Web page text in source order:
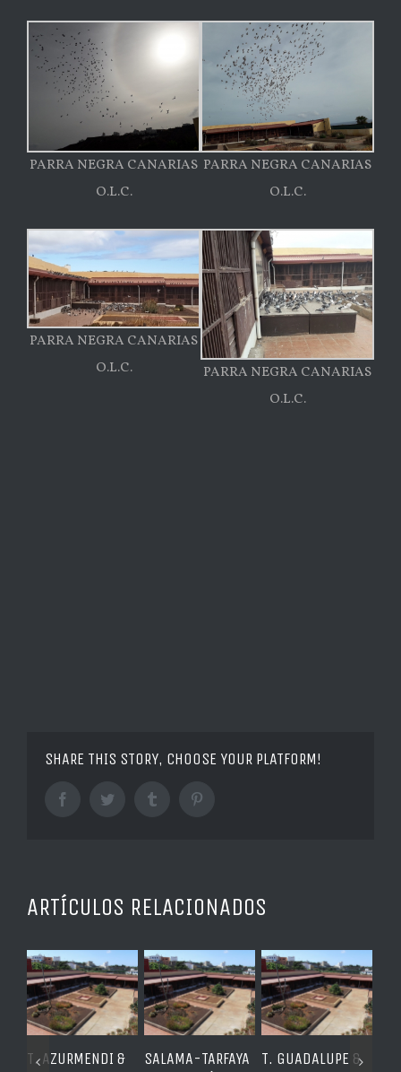
PARRA NEGRA CANARIAS
O.L.C.
PARRA NEGRA CANARIAS
O.L.C.
PARRA NEGRA CANARIAS
O.L.C.
PARRA NEGRA CANARIAS
O.L.C.
SHARE THIS STORY, CHOOSE YOUR PLATFORM!
Facebook Twitter Tumblr
ARTÍCULOS RELACIONADOS
SALAMA-TARFAYA
T. GUADALUPE &
RINCÓN